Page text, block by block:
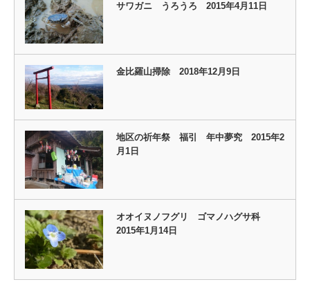
サワガニ うろうろ 2015年4月11日
金比羅山掃除 2018年12月9日
地区の祈年祭 福引 年中夢究 2015年2
月1日
オオイヌノフグリ ゴマノハグサ科
2015年1月14日